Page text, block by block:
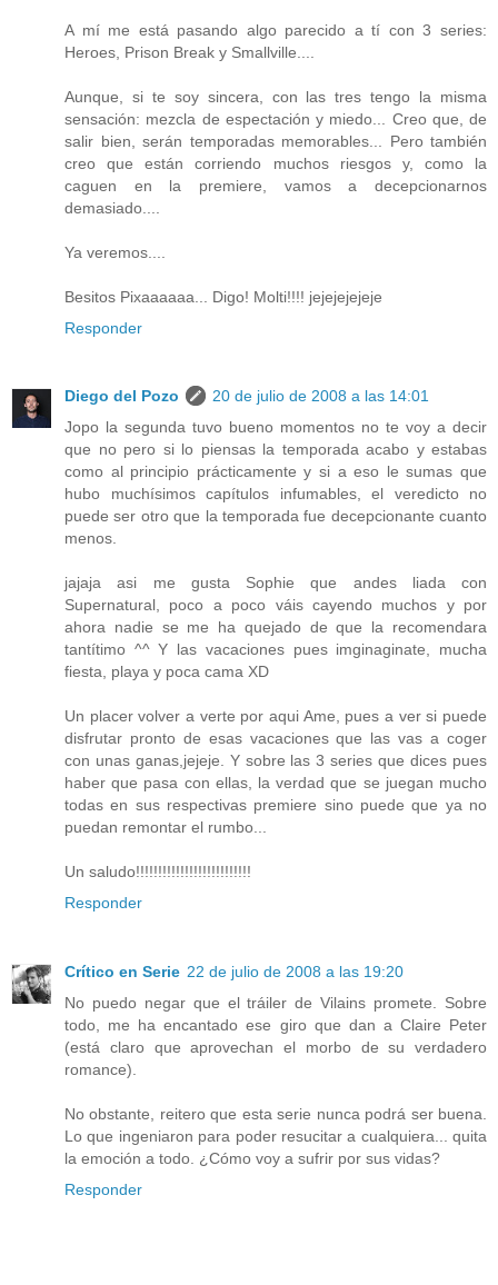
A mí me está pasando algo parecido a tí con 3 series:
Heroes, Prison Break y Smallville....
Aunque, si te soy sincera, con las tres tengo la misma
sensación: mezcla de espectación y miedo... Creo que, de
salir bien, serán temporadas memorables... Pero también
creo que están corriendo muchos riesgos y, como la
caguen en la premiere, vamos a decepcionarnos
demasiado....
Ya veremos....
Besitos Pixaaaaaa... Digo! Molti!!!! jejejejejeje
Responder
Diego del Pozo
20 de julio de 2008 a las 14:01
Jopo la segunda tuvo bueno momentos no te voy a decir
que no pero si lo piensas la temporada acabo y estabas
como al principio prácticamente y si a eso le sumas que
hubo muchísimos capítulos infumables, el veredicto no
puede ser otro que la temporada fue decepcionante cuanto
menos.
jajaja asi me gusta Sophie que andes liada con
Supernatural, poco a poco váis cayendo muchos y por
ahora nadie se me ha quejado de que la recomendara
tantítimo ^^ Y las vacaciones pues imginaginate, mucha
fiesta, playa y poca cama XD
Un placer volver a verte por aqui Ame, pues a ver si puede
disfrutar pronto de esas vacaciones que las vas a coger
con unas ganas,jejeje. Y sobre las 3 series que dices pues
haber que pasa con ellas, la verdad que se juegan mucho
todas en sus respectivas premiere sino puede que ya no
puedan remontar el rumbo...
Un saludo!!!!!!!!!!!!!!!!!!!!!!!!!!
Responder
Crítico en Serie 22 de julio de 2008 a las 19:20
No puedo negar que el tráiler de Vilains promete. Sobre
todo, me ha encantado ese giro que dan a Claire Peter
(está claro que aprovechan el morbo de su verdadero
romance).
No obstante, reitero que esta serie nunca podrá ser buena.
Lo que ingeniaron para poder resucitar a cualquiera... quita
la emoción a todo. ¿Cómo voy a sufrir por sus vidas?
Responder